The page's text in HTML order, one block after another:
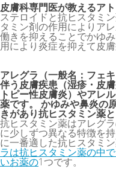
皮膚科専門医が教えるア
ステロイドと抗ヒスタミ
タミン剤の作用によりア
働きを抑えることでかゆ
用により炎症を抑えて皮
アレグラ（一般名：フェ
伴う皮膚疾患（湿疹・皮
トピー性皮膚炎）やアレ
薬です。 かゆみや鼻炎の
きがあり抗ヒスタミン薬
抗ヒスタミン薬はアレグ
に少しずつ異なる特徴を
に一番適した抗ヒスタミ
ラは抗ヒスタミン薬の中
いお薬の1つです。